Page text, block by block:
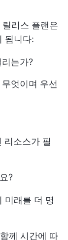
리스 플랜은
됩니다:
는가?
엇이며 우선
리소스가 필
?
미래를 더 명
께 시간에 따